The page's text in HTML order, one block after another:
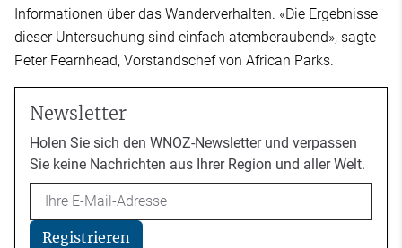
Informationen über das Wanderverhalten. «Die Ergebnisse
dieser Untersuchung sind einfach atemberaubend», sagte
Peter Fearnhead, Vorstandschef von African Parks.
Newsletter
Holen Sie sich den WNOZ-Newsletter und verpassen
Sie keine Nachrichten aus Ihrer Region und aller Welt.
Email
Registrieren